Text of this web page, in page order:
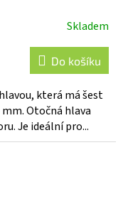
Skladem
Do košíku
která má šest
mm. Otočná hlava
Je ideální pro...